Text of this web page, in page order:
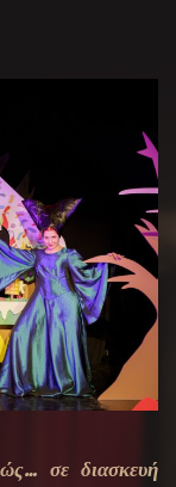
σε διασκευή